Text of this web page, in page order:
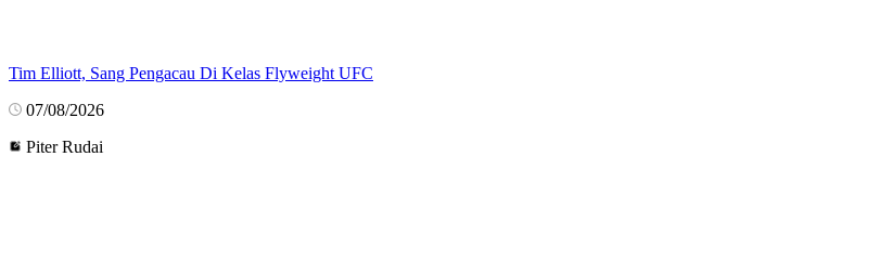
Tim Elliott, Sang Pengacau Di Kelas Flyweight UFC
07/08/2026
Piter Rudai